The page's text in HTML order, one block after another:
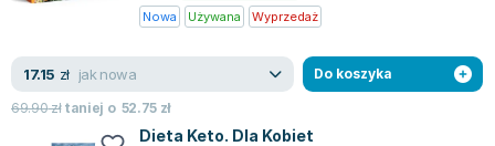
Nowa Używana Wyprzedaż
17.15 zł jak nowa
69.90złtaniej o 52.75 zł
Do koszyka
Dieta Keto. Dla Kobiet